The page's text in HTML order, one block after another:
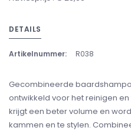
DETAILS
Artikelnummer: R038
Gecombineerde
ontwikkeld voor het reinigen
krijgt een beter volume en
kammen en te stylen.